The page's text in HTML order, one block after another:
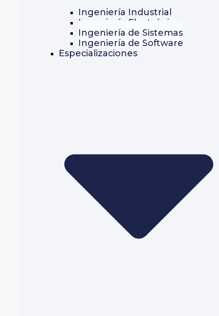
Ingeniería Industrial
Ingeniería Electrónica
Ingeniería de Sistemas
Ingeniería de Software
Especializaciones